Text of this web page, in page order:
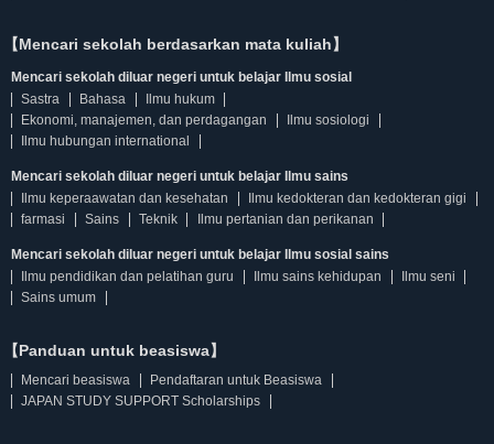
【Mencari sekolah berdasarkan mata kuliah】
Mencari sekolah diluar negeri untuk belajar Ilmu sosial
Sastra
Bahasa
Ilmu hukum
Ekonomi, manajemen, dan perdagangan
Ilmu sosiologi
Ilmu hubungan international
Mencari sekolah diluar negeri untuk belajar Ilmu sains
Ilmu keperaawatan dan kesehatan
Ilmu kedokteran dan kedokteran gigi
farmasi
Sains Teknik Ilmu pertanian dan perikanan
Mencari sekolah diluar negeri untuk belajar Ilmu sosial sains
Ilmu pendidikan dan pelatihan guru
Ilmu sains kehidupan
Ilmu seni
Sains umum
【Panduan untuk beasiswa】
Mencari beasiswa
Pendaftaran untuk Beasiswa
JAPAN STUDY SUPPORT Scholarships